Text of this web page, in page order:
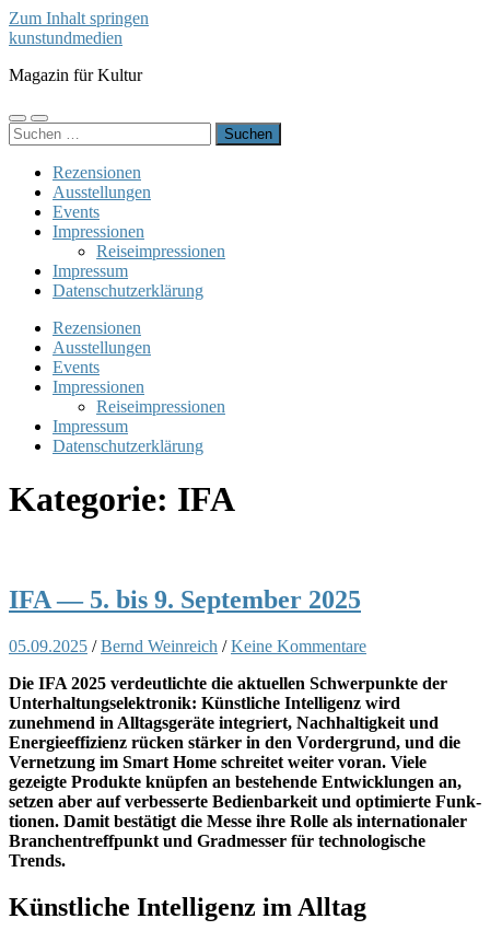
Zum Inhalt springen
kunstundmedien
Magazin für Kultur
Mobile-
Menü
Suchfeld
ein-/ausblenden
Suchen
nach:
Rezensionen
Ausstellungen
Events
Impressionen
Reiseimpressionen
Impressum
Datenschutzerklärung
Rezensionen
Ausstellungen
Events
Impressionen
Reiseimpressionen
Impressum
Datenschutzerklärung
Kategorie: IFA
IFA — 5. bis 9. September 2025
05.09.2025 /Bernd Weinreich /Keine Kommentare
Die IFA 2025 verdeut­lichte die aktuellen Schw­er­punk­te der
Unter­hal­tungse­lek­tron­ik: Kün­stliche Intel­li­genz wird
zunehmend in All­t­ags­geräte inte­gri­ert, Nach­haltigkeit und
Energieef­fizienz rück­en stärk­er in den Vorder­grund, und die
Ver­net­zung im Smart Home schre­it­et weit­er voran. Viele
gezeigte Pro­duk­te knüpfen an beste­hende Entwick­lun­gen an,
set­zen aber auf verbesserte Bedi­en­barkeit und opti­mierte Funk­
tio­nen. Damit bestätigt die Messe ihre Rolle als inter­na­tionaler
Branchen­tr­e­ff­punkt und Gradmess­er für tech­nol­o­gis­che
Trends.
Künstliche Intelligenz im Alltag